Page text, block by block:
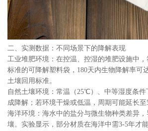
二、实测数据：不同场景下的降解表现
工业堆肥环境：在控温、控湿的堆肥设施中，
标准的可降解塑料袋，180天内生物降解率可
土壤回用标准。
自然土壤环境：常温（25℃）、中等湿度条件
成降解；若环境干燥或低温，周期可能延长至
海洋环境：海水中的盐分与微生物种类差异
壤。实验显示，部分材质在海洋中需3-5年才能